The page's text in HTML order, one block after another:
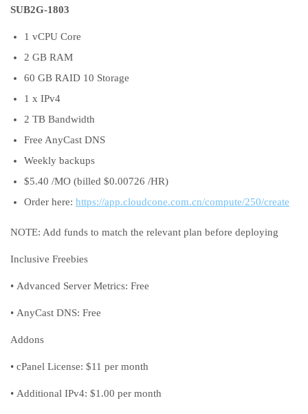
SUB2G-1803
1 vCPU Core
2 GB RAM
60 GB RAID 10 Storage
1 x IPv4
2 TB Bandwidth
Free AnyCast DNS
Weekly backups
$5.40 /MO (billed $0.00726 /HR)
Order here: https://app.cloudcone.com.cn/compute/250/create
NOTE: Add funds to match the relevant plan before deploying
Inclusive Freebies
• Advanced Server Metrics: Free
• AnyCast DNS: Free
Addons
• cPanel License: $11 per month
• Additional IPv4: $1.00 per month